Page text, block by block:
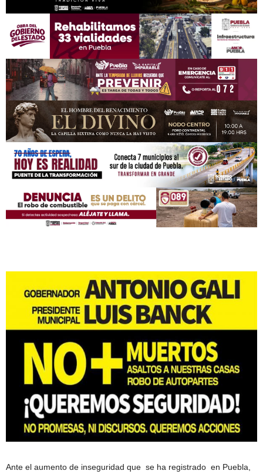
Ante el aumento de inseguridad que se ha registrado en Puebla,